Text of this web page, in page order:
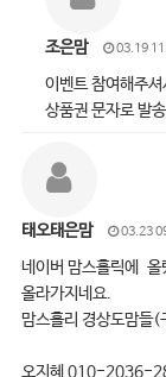
조은맘 03.19
이벤트 참여해주
상품권 문자로 발
태오태은맘 03.23
네이버 맘스홀릭에 올
올라가지네요.
맘스홀리 경상도맘들(
오지혜 010-2036-